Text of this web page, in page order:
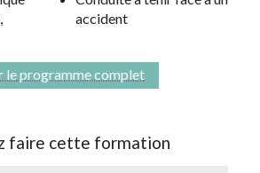
accident
le programme complet
faire cette formation